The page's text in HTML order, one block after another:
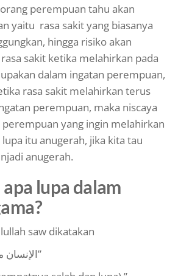
perempuan tahu akan
yaitu rasa sakit yang biasanya
hingga risiko akan
sakit ketika melahirkan pada
dalam ingatan perempuan,
rasa sakit melahirkan terus
perempuan, maka niscaya
perempuan yang ingin melahirkan
lupa itu anugerah, jika kita tau
anugerah.
lupa dalam
saw dikatakan
“الإنسان محل الخطأ والنسيان”